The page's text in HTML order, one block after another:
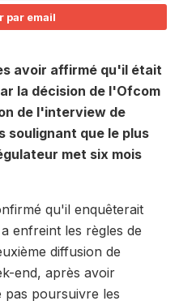
par email
avoir affirmé qu'il était
la décision de l'Ofcom
de l'interview de
soulignant que le plus
met six mois
qu'il enquêterait
a enfreint les règles de
diffusion de
end, après avoir
pas poursuivre les